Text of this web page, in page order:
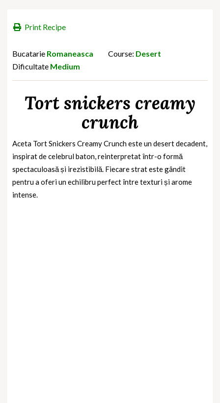
Print Recipe
Bucatarie Romaneasca Course: Desert
Dificultate Medium
Tort snickers creamy
crunch
Aceta Tort Snickers Creamy Crunch este un desert decadent,
inspirat de celebrul baton, reinterpretat într-o formă
spectaculoasă și irezistibilă. Fiecare strat este gândit
pentru a oferi un echilibru perfect între texturi și arome
intense.